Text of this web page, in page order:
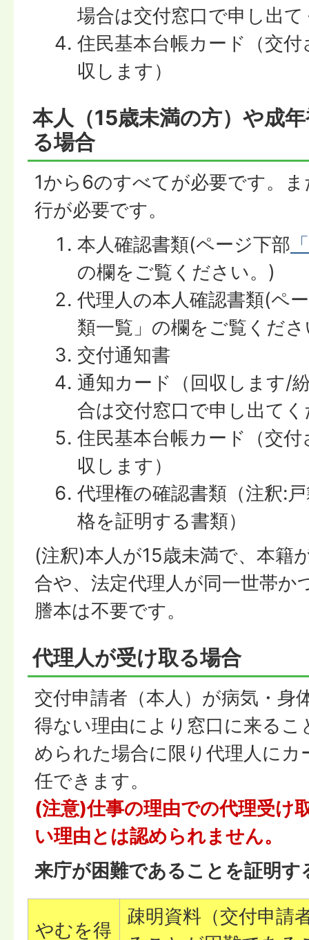
場合は交付窓口で申し出
住民基本台帳カード（交
収します）
本人（15歳未満の方）や成
る場合
1から6のすべてが必要です。
行が必要です。
本人確認書類(ページ下部
の欄をご覧ください。)
代理人の本人確認書類(ペ
類一覧」の欄をご覧くだ
交付通知書
通知カード（回収します/
合は交付窓口で申し出て
住民基本台帳カード（交
収します）
代理権の確認書類（注釈:
格を証明する書類）
(注釈)本人が15歳未満で、本籍
合や、法定代理人が同一世帯か
謄本は不要です。
代理人が受け取る場合
交付申請者（本人）が病気・身
得ない理由により窓口に来る
められた場合に限り代理人に
任できます。
(注意)仕事の理由での代理受け
い理由とは認められません。
来庁が困難であることを証明す
やむを得
疎明資料（交付申請